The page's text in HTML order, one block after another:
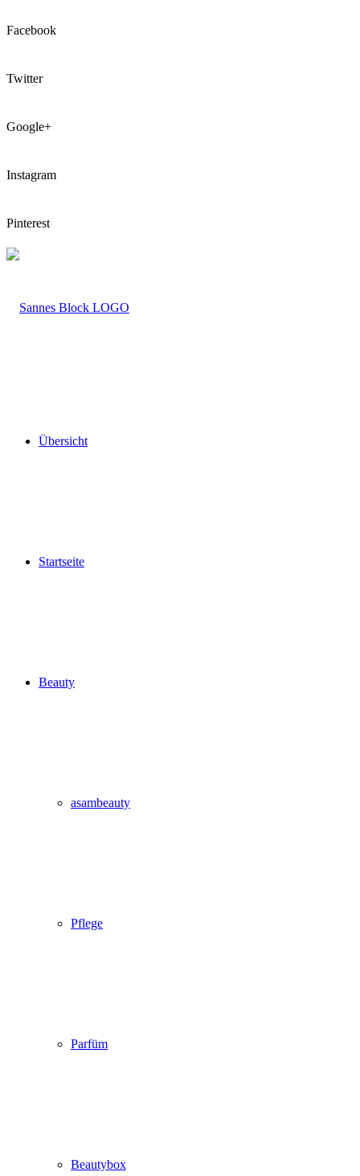
Facebook
Twitter
Google+
Instagram
Pinterest
LOGO
Übersicht
Startseite
Beauty
asambeauty
Pflege
Parfüm
Beautybox